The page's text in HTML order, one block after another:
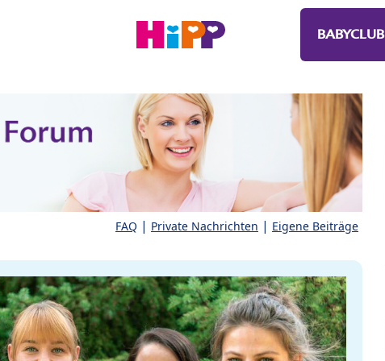
BABYCLUB
FAQ | Private Nachrichten | Eigene Beiträge